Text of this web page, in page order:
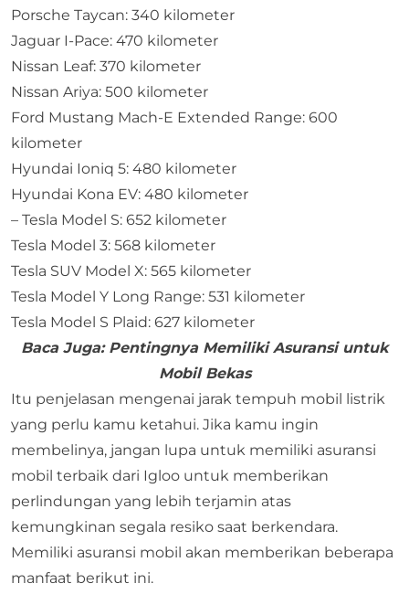
Porsche Taycan: 340 kilometer
Jaguar I-Pace: 470 kilometer
Nissan Leaf: 370 kilometer
Nissan Ariya: 500 kilometer
Ford Mustang Mach-E Extended Range: 600
kilometer
Hyundai Ioniq 5: 480 kilometer
Hyundai Kona EV: 480 kilometer
– Tesla Model S: 652 kilometer
Tesla Model 3: 568 kilometer
Tesla SUV Model X: 565 kilometer
Tesla Model Y Long Range: 531 kilometer
Tesla Model S Plaid: 627 kilometer
Baca Juga: Pentingnya Memiliki Asuransi untuk
Mobil Bekas
Itu penjelasan mengenai jarak tempuh mobil listrik
yang perlu kamu ketahui. Jika kamu ingin
membelinya, jangan lupa untuk memiliki asuransi
mobil terbaik dari Igloo untuk memberikan
perlindungan yang lebih terjamin atas
kemungkinan segala resiko saat berkendara.
Memiliki asuransi mobil akan memberikan beberapa
manfaat berikut ini.